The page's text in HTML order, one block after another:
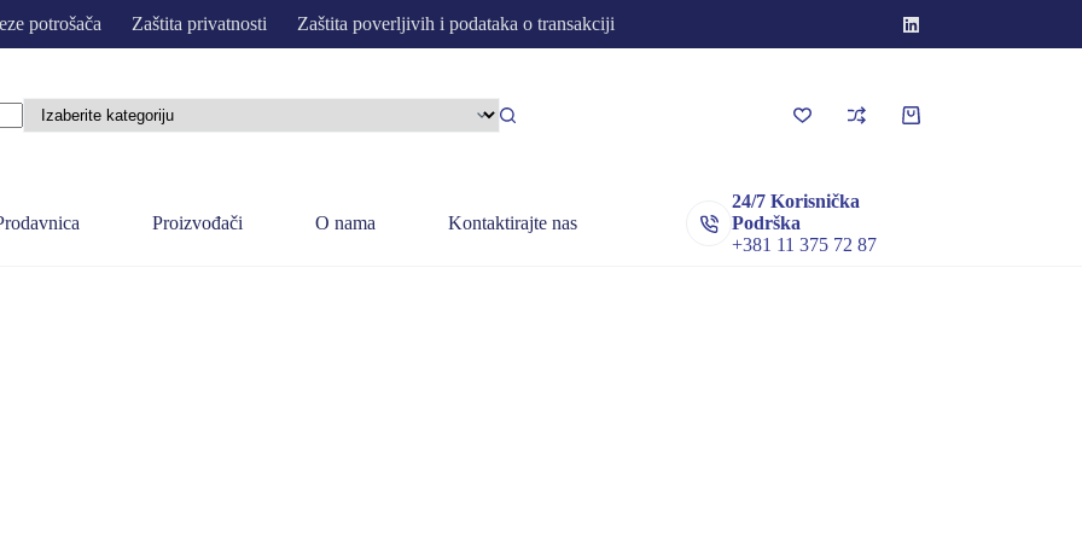
potrošača Zaštita privatnosti Zaštita poverljivih i podataka o transakciji
Korpa
Proizvođači O nama Kontaktirajte nas
24/7 Korisnička
Podrška
+381 11 375 72 87